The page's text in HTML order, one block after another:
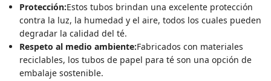
Protección:Estos tubos brindan una excelente protección
contra la luz, la humedad y el aire, todos los cuales pueden
degradar la calidad del té.
Respeto al medio ambiente:Fabricados con materiales
reciclables, los tubos de papel para té son una opción de
embalaje sostenible.